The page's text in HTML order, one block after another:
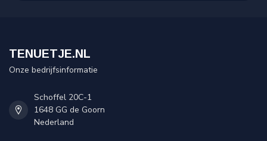
TENUETJE.NL
Onze bedrijfsinformatie
Schoffel 20C-1
1648 GG de Goorn
Nederland